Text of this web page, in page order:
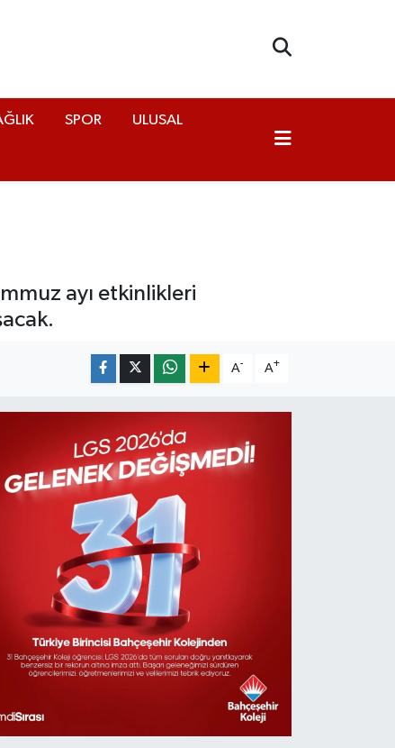
SPOR ULUSAL
ayı etkinlikleri
A- A+